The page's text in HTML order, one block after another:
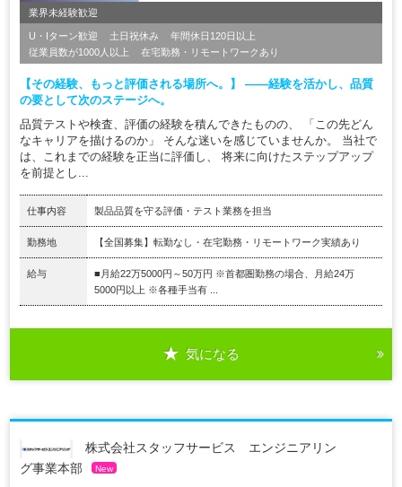
業界未経験歓迎
U・Iターン歓迎 土日祝休み
年間休日120日以上
従業員数が1000人以上
在宅勤務・リモートワークあり
【その経験、もっと評価される場所へ。】 ――経験を活かし、品質
の要として次のステージへ。
品質テストや検査、評価の経験を積んできたものの、 「この先どん
なキャリアを描けるのか」 そんな迷いを感じていませんか。 当社で
は、これまでの経験を正当に評価し、 将来に向けたステップアップ
を前提とし...
仕事内容 製品品質を守る評価・テスト業務を担当
勤務地 【全国募集】転勤なし・在宅勤務・リモートワーク実績あり
給与
■月給22万5000円～50万円 ※首都圏勤務の場合、月給24万
5000円以上 ※各種手当有 ...
気になる
株式会社スタッフサービス エンジニアリン
グ事業本部
New